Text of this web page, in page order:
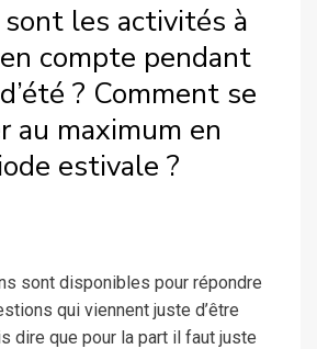
les activités à
compte pendant
? Comment se
au maximum en
estivale ?
sont disponibles pour répondre
qui viennent juste d’être
dire que pour la part il faut juste